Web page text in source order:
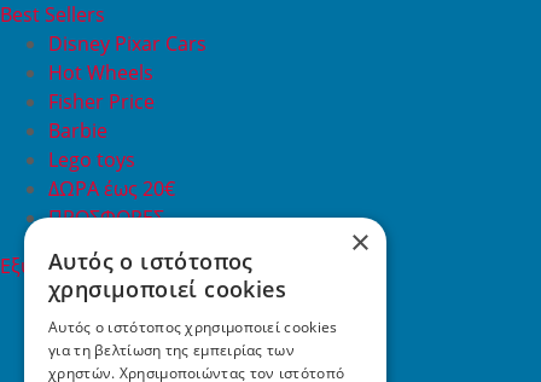
Best Sellers
Disney Pixar Cars
Hot Wheels
Fisher Price
Barbie
Lego toys
ΔΩΡΑ έως 20€
ΠΡΟΣΦΟΡΕΣ
Εξυπηρέτηση Πελατών
Εξυπηρέτηση πελατών
Συχνές ερωτήσεις
Όροι χρήσης
×
Αυτός ο ιστότοπος
χρησιμοποιεί cookies
Αυτός ο ιστότοπος χρησιμοποιεί cookies
για τη βελτίωση της εμπειρίας των
χρηστών. Χρησιμοποιώντας τον ιστότοπό